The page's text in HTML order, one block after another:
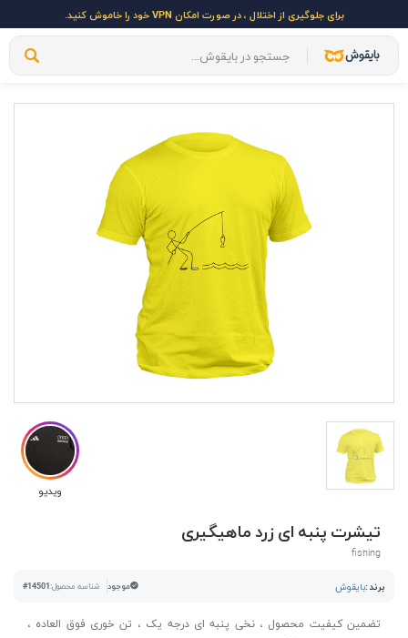
برای جلوگیری از اختلال ، در صورت امکان VPN خود را خاموش کنید.
ویدیو
تیشرت پنبه ای زرد ماهیگیری
fishing
برند :بایقوش موجود شناسه محصول:#14501
تضمین کیفیت محصول ، نخی پنبه ای درجه یک ، تن خوری فوق العاده ،